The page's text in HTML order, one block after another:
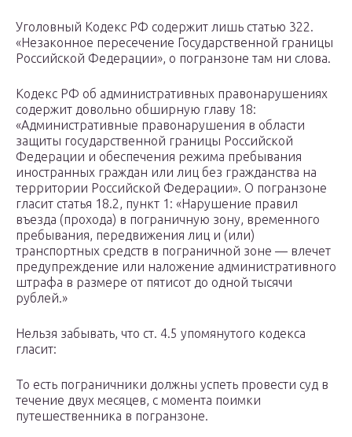
Уголовный Кодекс РФ содержит лишь статью 322.
«Незаконное пересечение Государственной границы
Российской Федерации», о погранзоне там ни слова.
Кодекс РФ об административных правонарушениях
содержит довольно обширную главу 18:
«Административные правонарушения в области
защиты государственной границы Российской
Федерации и обеспечения режима пребывания
иностранных граждан или лиц без гражданства на
территории Российской Федерации». О погранзоне
гласит статья 18.2, пункт 1: «Нарушение правил
въезда (прохода) в пограничную зону, временного
пребывания, передвижения лиц и (или)
транспортных средств в пограничной зоне — влечет
предупреждение или наложение административного
штрафа в размере от пятисот до одной тысячи
рублей.»
Нельзя забывать, что ст. 4.5 упомянутого кодекса
гласит:
То есть пограничники должны успеть провести суд в
течение двух месяцев, с момента поимки
путешественника в погранзоне.